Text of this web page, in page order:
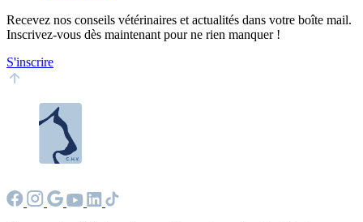
Recevez nos conseils vétérinaires et actualités dans votre boîte mail.
Inscrivez-vous dès maintenant pour ne rien manquer !
S'inscrire